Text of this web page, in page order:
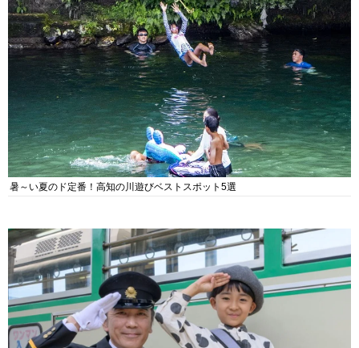
暑～い夏のド定番！高知の川遊びベストスポット5選